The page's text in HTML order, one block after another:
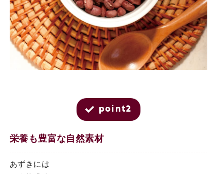
point2
栄養も豊富な自然素材
あずきには